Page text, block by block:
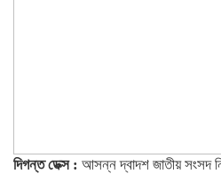
দিগন্ত ডেক্স : আসন্ন দ্বাদশ জাতীয় সংসদ